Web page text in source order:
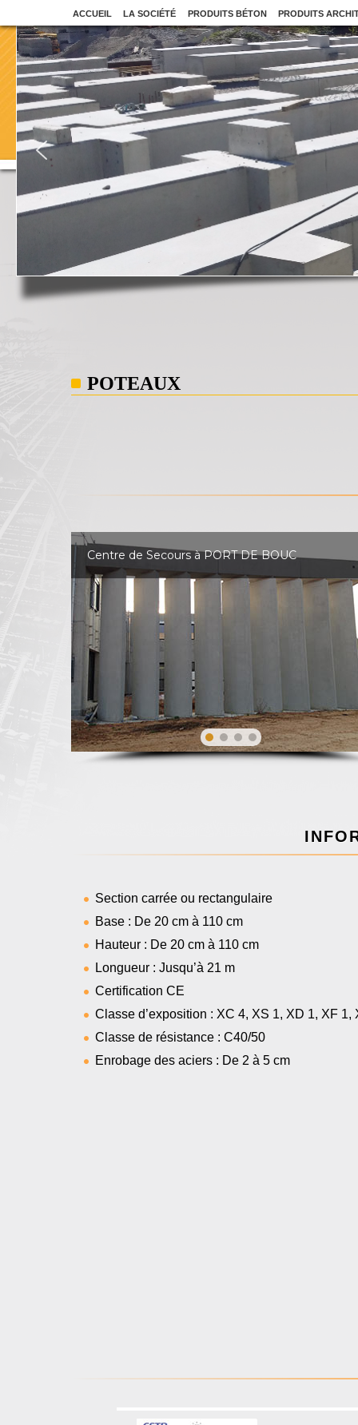
ACCUEIL LA SOCIÉTÉ PRODUITS BÉTON PRODUITS
POTEAUX
Centre de Secours à PORT DE BOUC
Section carrée ou rectangulaire
Base : De 20 cm à 110 cm
Hauteur : De 20 cm à 110 cm
Longueur : Jusqu’à 21 m
Certification CE
Classe d’exposition : XC 4, XS 1, XD 1, XF 1,
Classe de résistance : C40/50
Enrobage des aciers : De 2 à 5 cm